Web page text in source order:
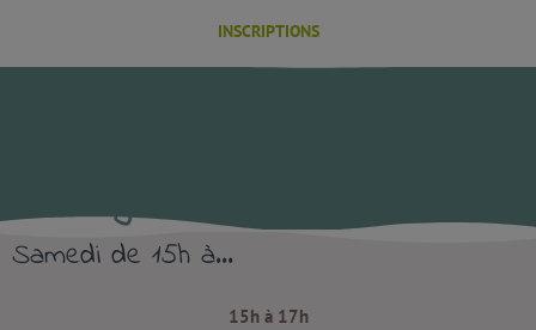
INSCRIPTIONS
Samedi de 15h à...
15h à 17h